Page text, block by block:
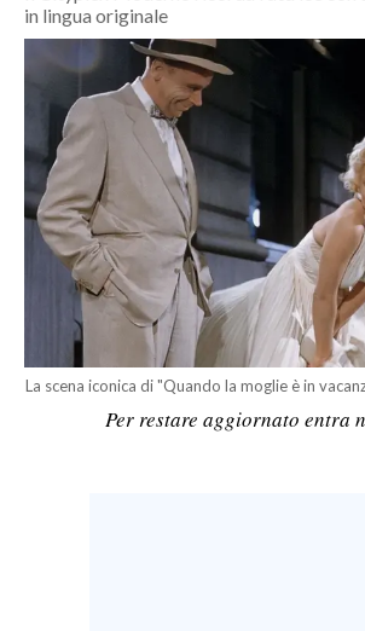
OGLIASTRA
CRONACA
ITALIA
MONDO
POLITICA
ECONOMIA
SERVIZI ALLE IMPRESE
in lingua originale
La scena iconica di "Quando la moglie è in
Per restare aggiornato entra